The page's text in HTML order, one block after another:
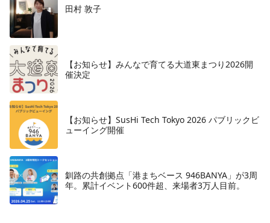
田村 敦子
【お知らせ】みんなで育てる大道東まつり2026開
催決定
【お知らせ】SusHi Tech Tokyo 2026 パブリックビ
ューイング開催
釧路の共創拠点「港まちベース 946BANYA」が3周
年。累計イベント600件超、来場者3万人目前。